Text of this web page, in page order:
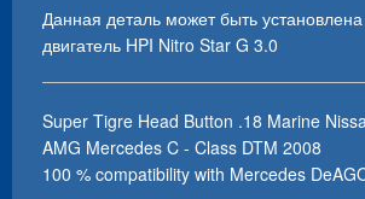
Данная деталь может быть
двигатель HPI Nitro Star G 3.0
Super Tigre Head Button .18 Marine
AMG Mercedes C - Class DTM 2008
100 % compatibility with Mercedes